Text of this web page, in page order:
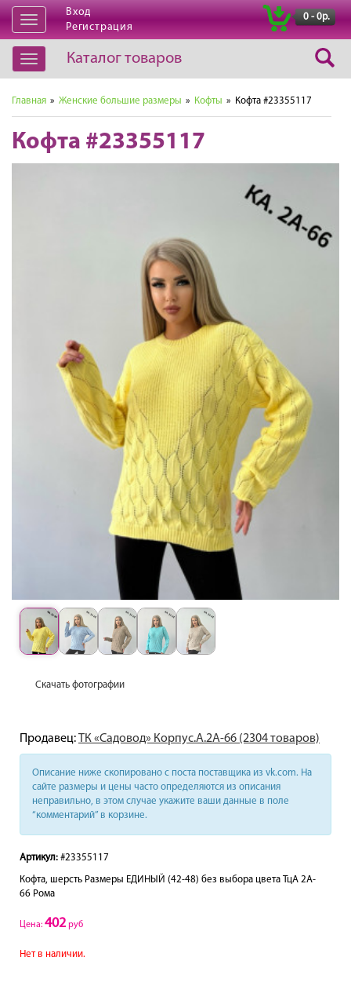
Открыть
навигацию
Вход
Регистрация
0 - 0р.
Открыть
навигацию
Каталог товаров
Главная » Женские большие размеры » Кофты » Кофта #23355117
Кофта #23355117
Скачать фотографии
Продавец:ТК «Садовод» Корпус.А.2А-66 (2304 товаров)
Описание ниже скопировано с поста поставщика из vk.com. На
сайте размеры и цены часто определяются из описания
неправильно, в этом случае укажите ваши данные в поле
“комментарий” в корзине.
Артикул: #23355117
Кофта, шерсть Размеры ЕДИНЫЙ (42-48) без выбора цвета ТцА 2A-
66 Рома
Цена: 402 руб
Нет в наличии.